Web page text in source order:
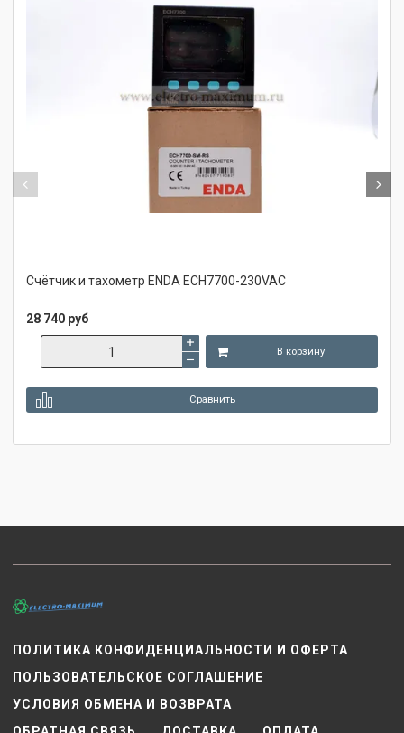
Счётчик и тахометр ENDA ECH7700-230VAC
28 740 руб
В корзину
Сравнить
ПОЛИТИКА КОНФИДЕНЦИАЛЬНОСТИ И ОФЕРТА
ПОЛЬЗОВАТЕЛЬСКОЕ СОГЛАШЕНИЕ
УСЛОВИЯ ОБМЕНА И ВОЗВРАТА